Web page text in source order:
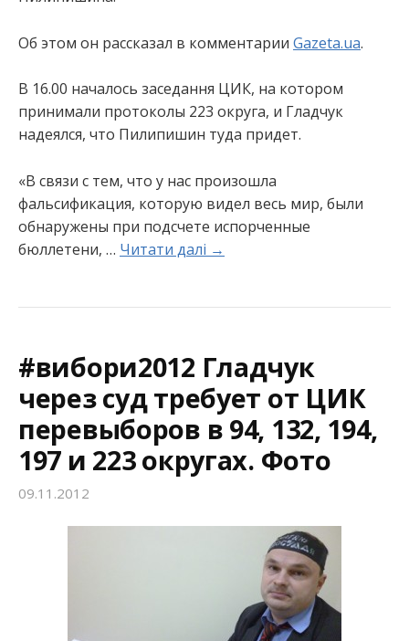
Об этом он рассказал в комментарии Gazeta.ua.
В 16.00 началось заседання ЦИК, на котором
принимали протоколы 223 округа, и Гладчук
надеялся, что Пилипишин туда придет.
«В связи с тем, что у нас произошла
фальсификация, которую видел весь мир, были
обнаружены при подсчете испорченные
бюллетени, … Читати далі →
#вибори2012 Гладчук
через суд требует от ЦИК
перевыборов в 94, 132, 194,
197 и 223 округах. Фото
09.11.2012